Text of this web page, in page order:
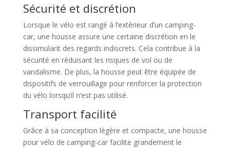
Sécurité et discrétion
Lorsque le vélo est rangé à l’extérieur d’un camping-
car, une housse assure une certaine discrétion en le
dissimulant des regards indiscrets. Cela contribue à la
sécurité en réduisant les risques de vol ou de
vandalisme. De plus, la housse peut être équipée de
dispositifs de verrouillage pour renforcer la protection
du vélo lorsqu’il n’est pas utilisé.
Transport facilité
Grâce à sa conception légère et compacte, une housse
pour vélo de camping-car facilite grandement le